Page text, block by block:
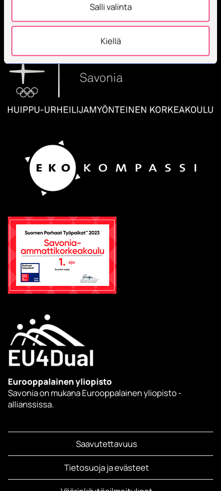
Salli valinta
Kiellä
Opiskelijoita + 9000
Eurooppalainen yliopisto
Savonia on mukana Eurooppalainen yliopisto -
allianssissa.
Saavutettavuus
Tietosuoja ja evästeet